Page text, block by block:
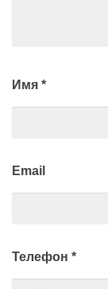
Имя *
Email
Телефон *